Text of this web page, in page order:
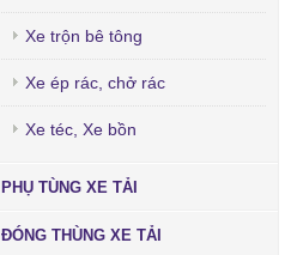
Xe trộn bê tông
Xe ép rác, chở rác
Xe téc, Xe bồn
PHỤ TÙNG XE TẢI
ĐÓNG THÙNG XE TẢI